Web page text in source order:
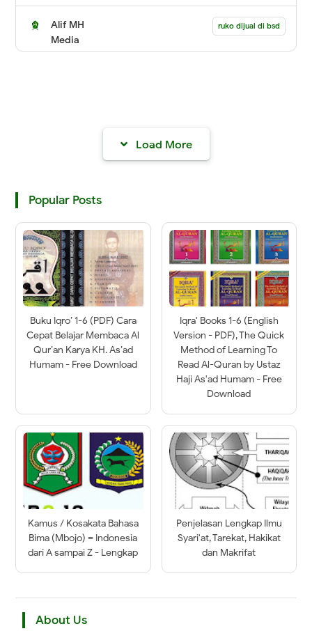
Alif MH
Media
ruko dijual di bsd
Load More
Popular Posts
Buku Iqro’ 1-6 (PDF) Cara
Cepat Belajar Membaca Al
Qur’an Karya KH. As’ad
Humam - Free Download
Iqra' Books 1-6 (English
Version - PDF), The Quick
Method of Learning To
Read Al-Quran by Ustaz
Haji As'ad Humam - Free
Download
Kamus / Kosakata Bahasa
Bima (Mbojo) = Indonesia
dari A sampai Z - Lengkap
Penjelasan Lengkap Ilmu
Syari'at, Tarekat, Hakikat
dan Makrifat
About Us